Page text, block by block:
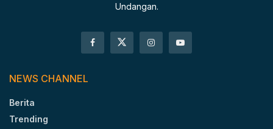
Undangan.
NEWS CHANNEL
Berita
Trending